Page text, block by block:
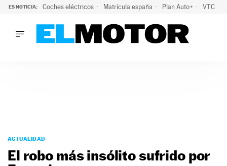
ES NOTICIA: Coches eléctricos Matrícula españa Plan Auto+ VTC
PODCAST
MOTOS
ACTUALIDAD
El robo más insólito sufrido por